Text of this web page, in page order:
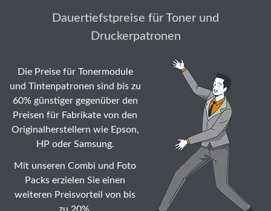
Dauertiefstpreise für Toner und
Druckerpatronen
Die Preise für Tonermodule
und Tintenpatronen sind bis zu
60% günstiger gegenüber den
Preisen für Fabrikate von den
Originalherstellern wie Epson,
HP oder Samsung.
Mit unseren Combi und Foto
Packs erzielen Sie einen
weiteren Preisvorteil von bis